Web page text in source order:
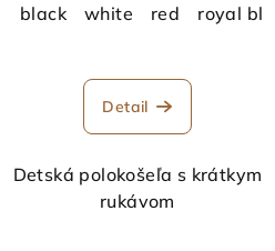
black
white red royal blue
Detail
Detská polokošeľa s krátkym
rukávom